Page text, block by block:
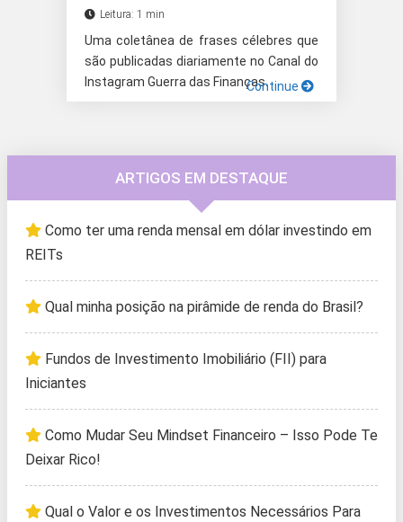
Leitura: 1 min
Uma coletânea de frases célebres que
são publicadas diariamente no Canal do
Instagram Guerra das Finanças.Continue
ARTIGOS EM DESTAQUE
Como ter uma renda mensal em dólar investindo em
REITs
Qual minha posição na pirâmide de renda do Brasil?
Fundos de Investimento Imobiliário (FII) para
Iniciantes
Como Mudar Seu Mindset Financeiro – Isso Pode Te
Deixar Rico!
Qual o Valor e os Investimentos Necessários Para